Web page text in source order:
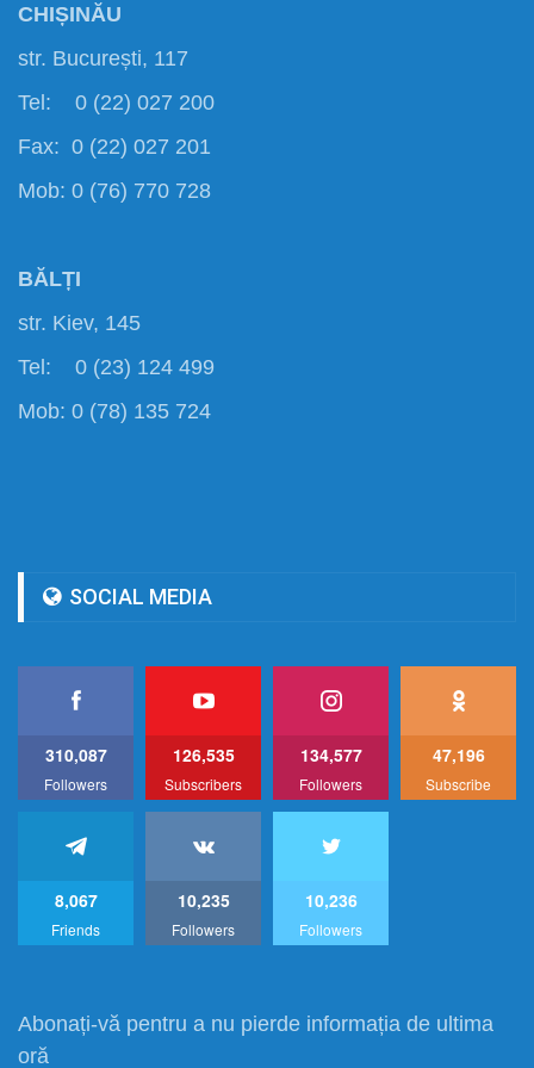
CHIȘINĂU
str. București, 117
Tel: 0 (22) 027 200
Fax: 0 (22) 027 201
Mob: 0 (76) 770 728
BĂLȚI
str. Kiev, 145
Tel: 0 (23) 124 499
Mob: 0 (78) 135 724
SOCIAL MEDIA
310,087
Followers
126,535
Subscribers
134,577
Followers
47,196
Subscribe
8,067
Friends
10,235
Followers
10,236
Followers
Abonați-vă pentru a nu pierde informația de ultima
oră